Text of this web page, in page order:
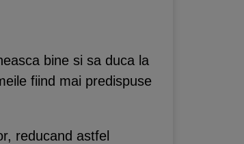
bine si sa duca la
fiind mai predispuse
reducand astfel